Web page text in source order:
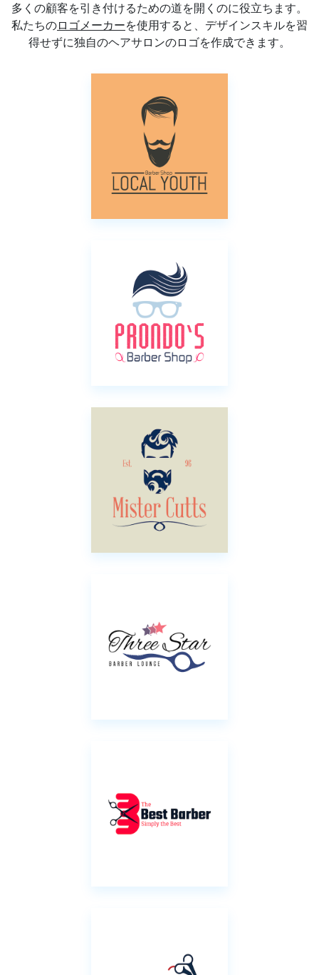
多くの顧客を引き付けるための道を開くのに役立ちます。
私たちのロゴメーカーを使用すると、デザインスキルを習
得せずに独自のヘアサロンのロゴを作成できます。